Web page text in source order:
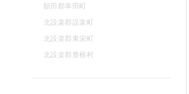
額田郡幸田町
北設楽郡設楽町
北設楽郡東栄町
北設楽郡豊根村